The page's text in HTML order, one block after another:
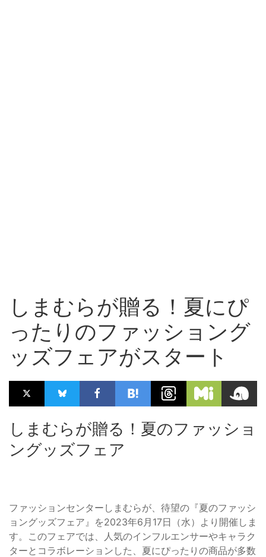
しまむらが贈る！夏にぴ
ったりのファッショング
ッズフェアがスタート
しまむらが贈る！夏のファッショ
ングッズフェア
ファッションセンターしまむらが、待望の『夏のファッシ
ョングッズフェア』を2023年6月17日（水）より開催しま
す。このフェアでは、人気のインフルエンサーやキャラク
ターとコラボレーションした、夏にぴったりの商品が多数